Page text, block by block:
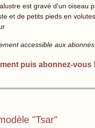
est gravé d'un oiseau
et de petits pieds en
accessible aux abonnés.
puis abonnez-vous
"Tsar"